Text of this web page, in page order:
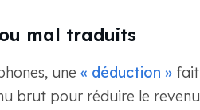
mal traduits
une « déduction »fait
brut pour réduire le revenu